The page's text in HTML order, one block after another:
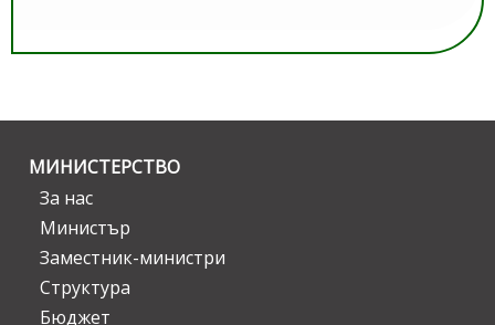
МИНИСТЕРСТВО
За нас
Министър
Заместник-министри
Структура
Бюджет